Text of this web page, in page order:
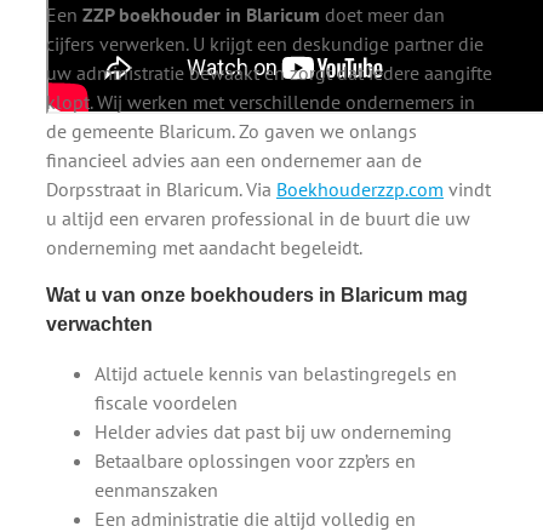
Een ZZP boekhouder in Blaricum doet meer dan
cijfers verwerken. U krijgt een deskundige partner die
uw administratie bewaakt en zorgt dat iedere aangifte
klopt. Wij werken met verschillende ondernemers in
de gemeente Blaricum. Zo gaven we onlangs
financieel advies aan een ondernemer aan de
Dorpsstraat in Blaricum. Via Boekhouderzzp.com vindt
u altijd een ervaren professional in de buurt die uw
onderneming met aandacht begeleidt.
Wat u van onze boekhouders in Blaricum mag
verwachten
Altijd actuele kennis van belastingregels en
fiscale voordelen
Helder advies dat past bij uw onderneming
Betaalbare oplossingen voor zzp’ers en
eenmanszaken
Een administratie die altijd volledig en